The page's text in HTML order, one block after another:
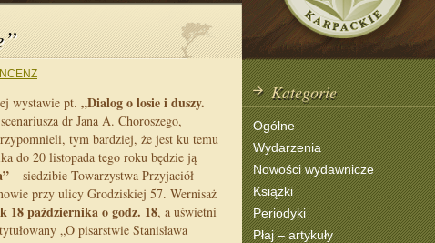
wystawie pt. „Dialog o losie i duszy.
dr Jana A. Choroszego,
tym bardziej, że jest ku temu
do 20 listopada tego roku będzie ją
– siedzibie Towarzystwa Przyjaciół
przy ulicy Grodziskiej 57. Wernisaż
18 października o godz. 18, a uświetni
„O pisarstwie Stanisława
Kategorie
Ogólne
Wydarzenia
Nowości wydawnicze
Książki
Periodyki
Płaj – artykuły